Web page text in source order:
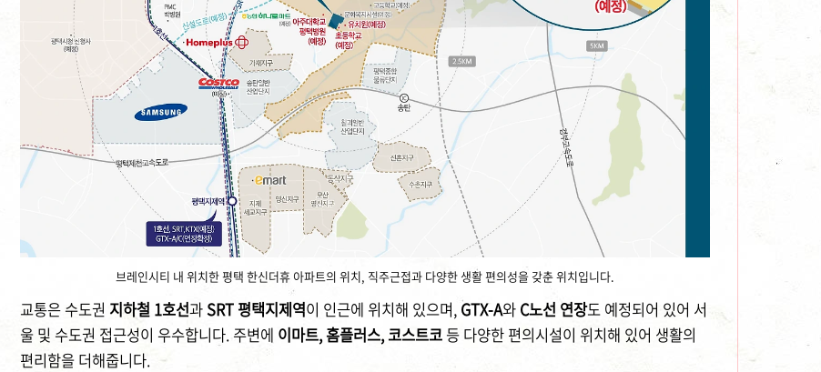
브레인시티 내 위치한 평택 한신더휴 아파트의 위치, 직주근접과 다양한 생활 편의성을 갖춘 위치입니다.
교통은 수도권 지하철 1호선과SRT 평택지제역이 인근에 위치해 있으며, GTX-A와 C노선 연장도 예정되어 있어 서
울 및 수도권 접근성이 우수합니다. 주변에 이마트, 홈플러스, 코스트코 등 다양한 편의시설이 위치해 있어 생활의
편리함을 더해줍니다.